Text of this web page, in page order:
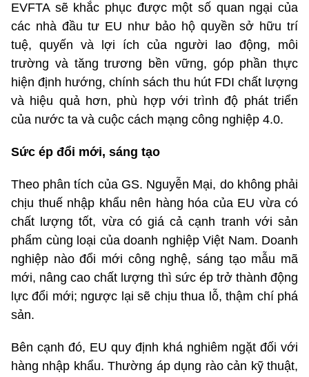
EVFTA sẽ khắc phục được một số quan ngại của
các nhà đầu tư EU như bảo hộ quyền sở hữu trí
tuệ, quyến và lợi ích của người lao động, môi
trường và tăng trương bền vững, góp phần thực
hiện định hướng, chính sách thu hút FDI chất lượng
và hiệu quả hơn, phù hợp với trình độ phát triển
của nước ta và cuộc cách mạng công nghiệp 4.0.
Sức ép đổi mới, sáng tạo
Theo phân tích của GS. Nguyễn Mại, do không phải
chịu thuế nhập khẩu nên hàng hóa của EU vừa có
chất lượng tốt, vừa có giá cả cạnh tranh với sản
phẩm cùng loại của doanh nghiệp Việt Nam. Doanh
nghiệp nào đổi mới công nghệ, sáng tạo mẫu mã
mới, nâng cao chất lượng thì sức ép trở thành động
lực đổi mới; ngược lại sẽ chịu thua lỗ, thậm chí phá
sản.
Bên cạnh đó, EU quy định khá nghiêm ngặt đối với
hàng nhập khẩu. Thường áp dụng rào cản kỹ thuật,